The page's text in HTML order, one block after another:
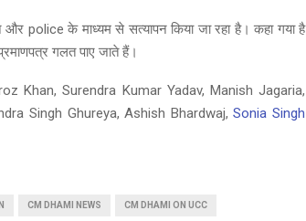
और police के माध्यम से सत्यापन किया जा रहा है। कहा गया है
गलत पाए जाते हैं।
Khan, Surendra Kumar Yadav, Manish Jagaria,
Singh Ghureya, Ashish Bhardwaj,Sonia Singh
CM DHAMI NEWS CM DHAMI ON UCC